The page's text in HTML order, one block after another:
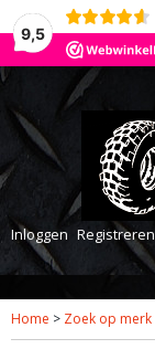
9,5
Inloggen Registreren
Home > Zoek op merk